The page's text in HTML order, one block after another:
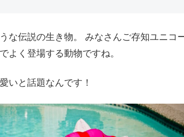
な伝説の生き物。 みなさんご存知ユニコ
よく登場する動物ですね。
いと話題なんです！